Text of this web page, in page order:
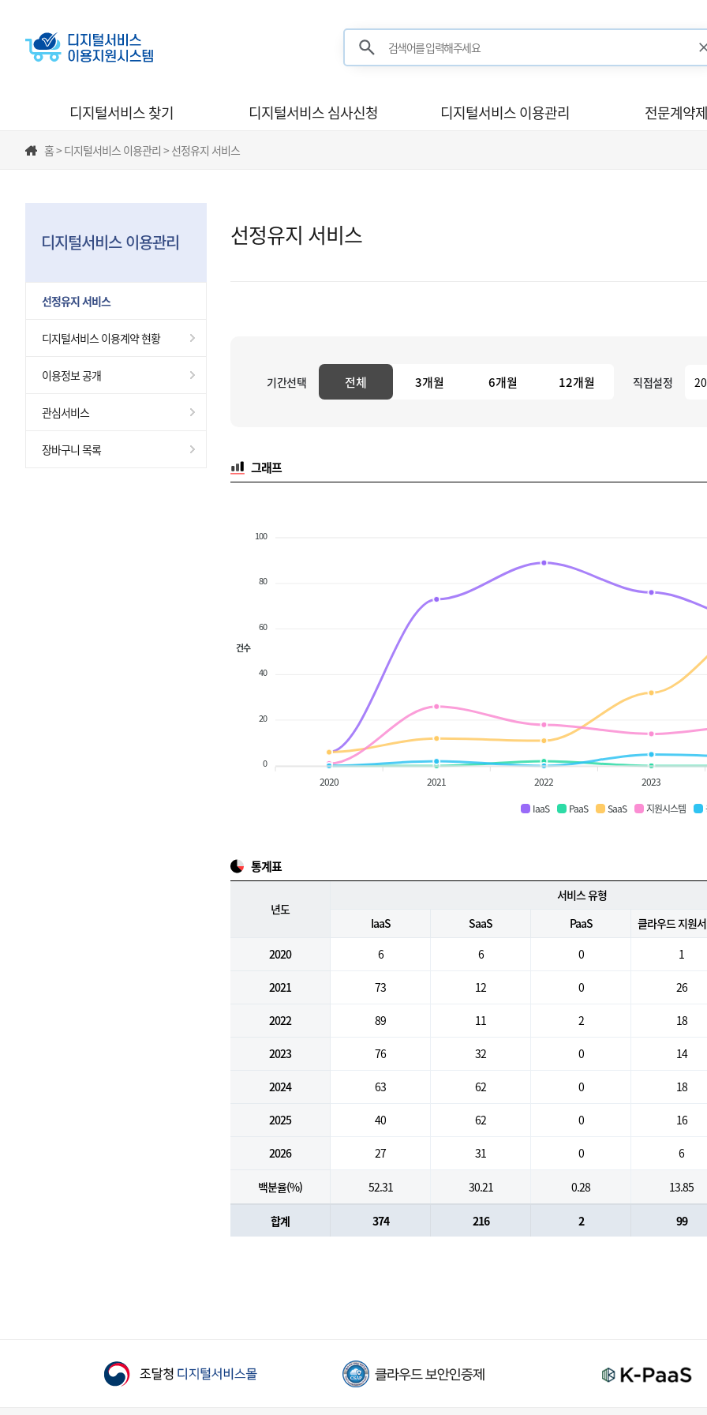
검색어를 입력해주세요
디지털서비스 찾기 디지털서비스 심사신청 디지털서비스 이용관리 전문계약
홈 > 디지털서비스 이용관리 > 선정유지 서비스
디지털서비스 이용관리
선정유지 서비스
디지털서비스 이용계약 현황
이용정보 공개
관심서비스
장바구니 목록
선정유지 서비스
기간선택 전체 3개월 6개월 12개월 직접설정
그래프
IaaS PaaS SaaS 지원시스템
100
80
60
40
20
0
건수
2020 2021 2022 2023
통계표
년도
서비스 유형
IaaS
SaaS PaaS
클라우드 지원
2020
6 6 0 1
2021 73 12 0 26
2022 89 11 2 18
2023 76 32 0 14
2024 63 62 0 18
2025 40 62 0 16
2026 27 31 0 6
백분율(%) 52.31 30.21 0.28 13.85
합계 374 216 2 99